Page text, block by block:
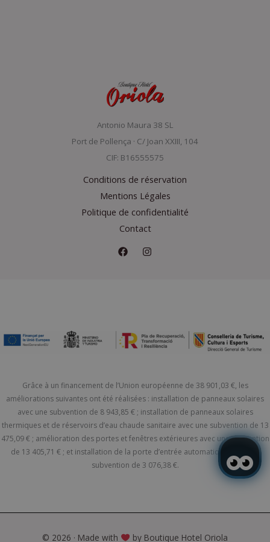
Antonio Maura 38 SL
Port de Pollença · C/ Joan XXIII, 104
CIF: B16555575
Conditions de réservation
Mentions Légales
Politique de confidentialité
Contact
Grâce à un financement de l’Union européenne de 38 901,03 €, les
améliorations suivantes ont été réalisées : installation de panneaux solaires
avec une subvention de 8 943,85 € ; installation de panneaux solaires
thermiques et de réservoirs d’eau chaude sanitaire avec une subvention de 13
475,09 € ; amélioration des portes et fenêtres extérieures avec une subvention
de 13 405,71 € ; et installation de la porte d’entrée automatique avec une
subvention de 3 076,38 €.
© 2026 · Made with by Boutique Hotel Oriola